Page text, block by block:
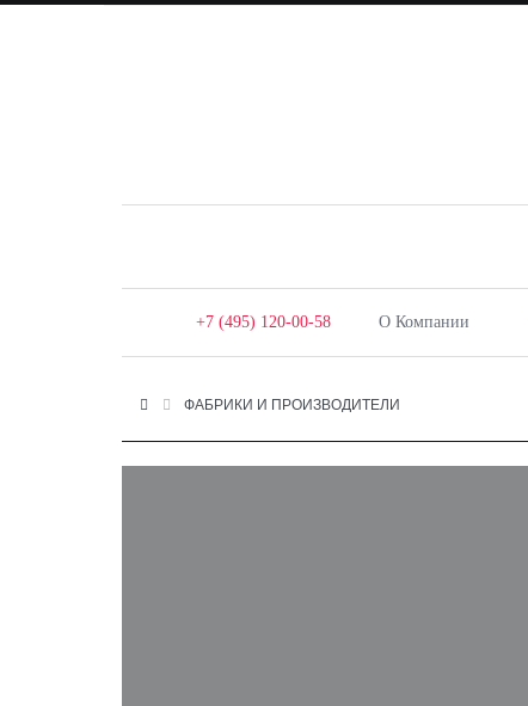
+7 (495) 120-00-58 О Компании
ФАБРИКИ И ПРОИЗВОДИТЕЛИ